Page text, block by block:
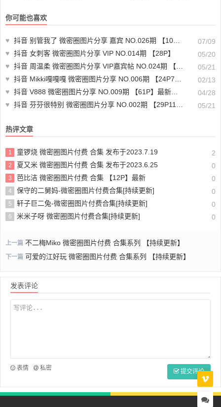
你可能也喜欢
♥ 抖音 别管我了 微密圈图片分享 嘉宾 NO.026期 【10P】最新至：2024.7.8
07/09
♥ 抖音 女刺客 微密圈图片分享 VIP NO.014期 【28P】
05/20
♥ 抖音 周温柔 微密圈图片分享 VIP嘉宾帖 NO.024期 【9P】最新至：2023.6.3
05/21
♥ 抖音 Mikki嘎嘎嘎 微密圈图片分享 NO.006期 【24P7V】
02/13
♥ 抖音 V888 微密圈图片分享 NO.009期 【61P】最新至：2025.3.12
04/28
♥ 抖音 芬芬很特别 微密圈图片分享 NO.002期 【29P11V】 05/21
热评文章
1 童锣烧 微密圈图片付费 合集 发布于2023.7.19 2
2 夏又米 微密圈图片付费 合集 发布于2023.6.25 0
3 芭比洁 微密圈图片付费 合集 【12P】最新 0
4 保守的二舅妈-微密圈图片付费合集[持续更新] 0
5 轩子巨二兔-微密圈图片付费合集[持续更新] 0
6 米米子呀 微密圈图片付费合集[持续更新] 0
上一篇 不二梅Miko 微密圈图片付费 合集系列 【持续更新】
下一篇 可爱的江好玩 微密圈图片付费 合集系列 【持续更新】
发表评论
表情 私密 提交评论